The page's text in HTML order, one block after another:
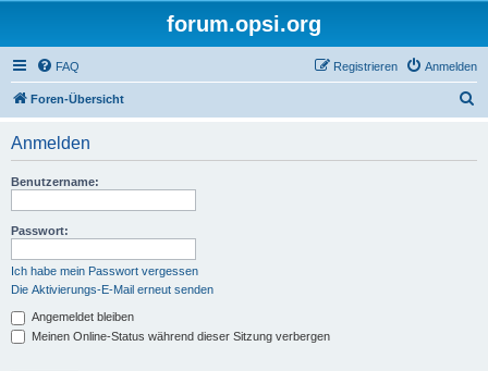
forum.opsi.org
FAQ Anmelden
Registrieren
Foren-Übersicht
Anmelden
Benutzername:
Passwort:
Ich habe mein Passwort vergessen
Die Aktivierungs-E-Mail erneut senden
Angemeldet bleiben
Meinen Online-Status während dieser Sitzung verbergen